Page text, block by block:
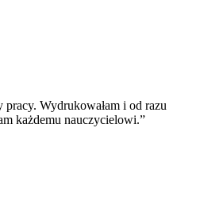
Wydrukowałam i od razu
każdemu nauczycielowi.”